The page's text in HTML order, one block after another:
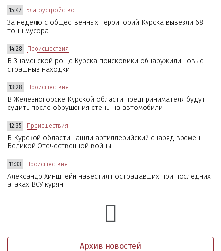
15:47 Благоустройство
За неделю с общественных территорий Курска вывезли 68
тонн мусора
14:28 Происшествия
В Знаменской роще Курска поисковики обнаружили новые
страшные находки
13:28 Происшествия
В Железногорске Курской области предпринимателя будут
судить после обрушения стены на автомобили
12:35 Происшествия
В Курской области нашли артиллерийский снаряд времён
Великой Отечественной войны
11:33 Происшествия
Александр Хинштейн навестил пострадавших при последних
атаках ВСУ курян
Архив новостей